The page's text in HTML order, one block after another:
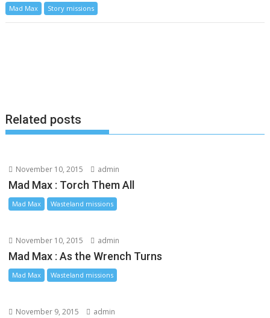
c
s
r
n
Mad Max Story missions
Related posts
November 10, 2015 admin
Mad Max : Torch Them All
Mad Max Wasteland missions
November 10, 2015 admin
Mad Max : As the Wrench Turns
Mad Max Wasteland missions
November 9, 2015 admin